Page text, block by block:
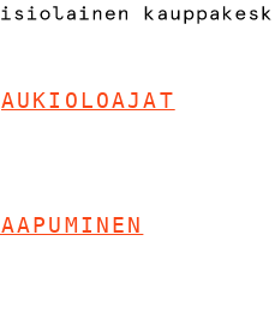
AUKIOLOAJAT